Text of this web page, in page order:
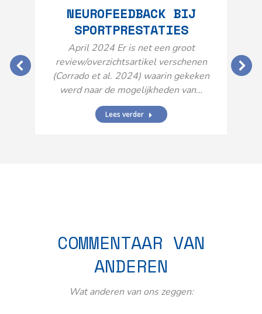
NEUROFEEDBACK BIJ
SPORTPRESTATIES
April 2024 Er is net een groot
review/overzichtsartikel verschenen
(Corrado et al. 2024) waarin gekeken
werd naar de mogelijkheden van…
Lees verder
COMMENTAAR VAN
ANDEREN
Wat anderen van ons zeggen: